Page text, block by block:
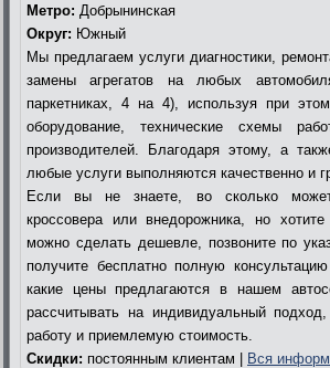
Метро: Добрынинская
Округ: Южный
Мы предлагаем услуги диагностики,
замены агрегатов на любых
паркетниках, 4 на 4), используя при
оборудование, технические схемы
производителей. Благодаря этому, а
любые услуги выполняются качественно и
Если вы не знаете, во сколько
кроссовера или внедорожника, но
можно сделать дешевле, позвоните по
получите бесплатно полную консультацию
какие цены предлагаются в нашем
рассчитывать на индивидуальный
работу и приемлемую стоимость.
Скидки: постоянным клиентам | Вся